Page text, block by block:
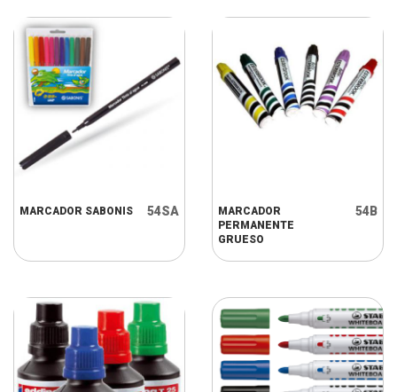
MARCADOR SABONIS 54SA
MARCADOR
PERMANENTE
GRUESO
54B